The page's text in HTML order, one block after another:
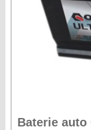
Baterie auto